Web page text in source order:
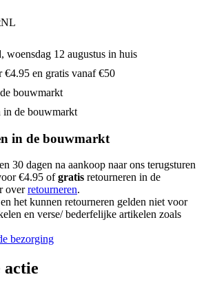
woensdag 12 augustus in huis
€4.95 en gratis vanaf €50
bouwmarkt
in de bouwmarkt
in de bouwmarkt
30 dagen na aankoop naar ons terugsturen
€4.95 ofgratis retourneren in de
overretourneren.
het kunnen retourneren gelden niet voor
en verse/ bederfelijke artikelen zoals
bezorging
actie